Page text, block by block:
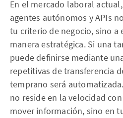
En el mercado laboral
agentes autónomos y APIs
tu criterio de negocio, sino a
manera estratégica. Si una
puede definirse mediante
repetitivas de transferencia
temprano será automatizada.
no reside en la velocidad
mover información, sino en